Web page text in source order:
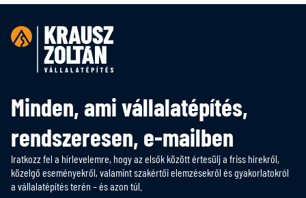
Minden, ami vállalatépítés,
rendszeresen, e-mailben
Iratkozz fel a hírlevelemre, hogy az elsők között értesülj a friss hírekről,
közelgő eseményekről, valamint szakértői elemzésekről és gyakorlatokról
a vállalatépítés terén – és azon túl.